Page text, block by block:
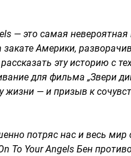
— это самая
закате Америки,
эту историю с
для фильма „Звери
жизни — и призыв к
потряс нас и весь
To Your Angels Бен